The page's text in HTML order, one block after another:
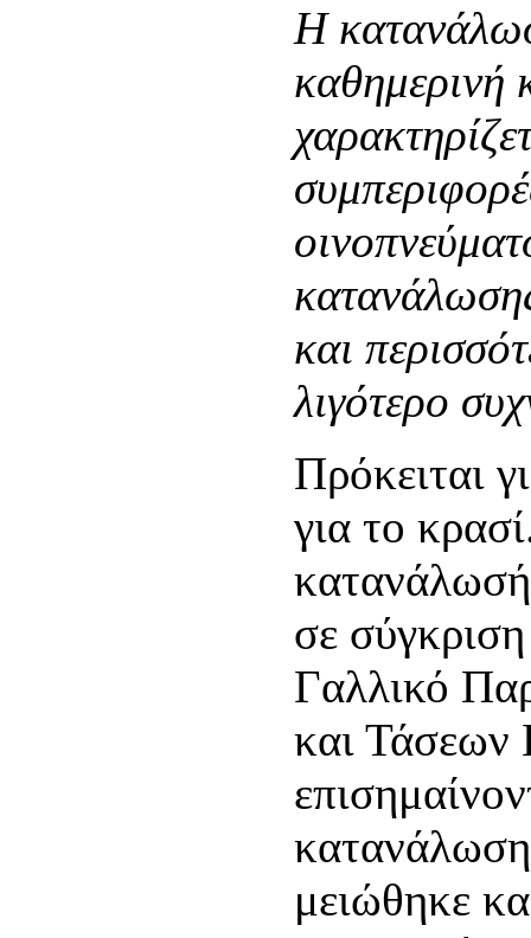
Η
καθημερινή
και
λιγότερο
Πρόκειται
για το
σε
Γαλλικό
και Τάσεων
μειώθηκε